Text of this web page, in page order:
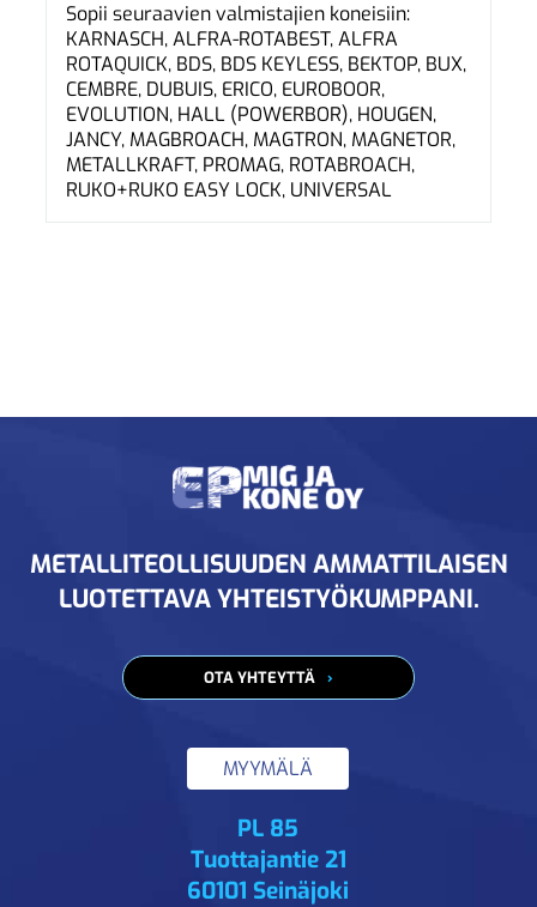
Sopii seuraavien valmistajien koneisiin:
KARNASCH, ALFRA-ROTABEST, ALFRA
ROTAQUICK, BDS, BDS KEYLESS, BEKTOP, BUX,
CEMBRE, DUBUIS, ERICO, EUROBOOR,
EVOLUTION, HALL (POWERBOR), HOUGEN,
JANCY, MAGBROACH, MAGTRON, MAGNETOR,
METALLKRAFT, PROMAG, ROTABROACH,
RUKO+RUKO EASY LOCK, UNIVERSAL
METALLITEOLLISUUDEN AMMATTILAISEN
LUOTETTAVA YHTEISTYÖKUMPPANI.
OTA YHTEYTTÄ
MYYMÄLÄ
PL 85
Tuottajantie 21
60101 Seinäjoki